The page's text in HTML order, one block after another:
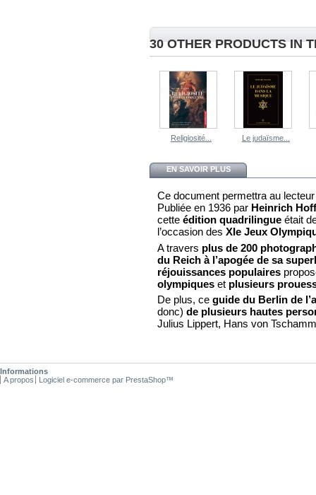
30 OTHER PRODUCTS IN
Religiosité... Le judaïsme...
EN SAVOIR PLUS
Ce document permettra au
Publiée en 1936 par Heinrich
cette édition quadrilingue était
l’occasion des XIe Jeux
A travers plus de 200
du Reich à l’apogée de sa
réjouissances populaires
olympiques et plusieurs
De plus, ce guide du Berlin de
donc) de plusieurs hautes
Julius Lippert, Hans von
Informations
A propos
Logiciel e-commerce par PrestaShop™